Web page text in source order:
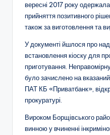
вересні 2017 року
прийняття позитивного
також за виготовлення та
У документі йшлося про
встановлення кіоску для
приготування.
було зачислено на
ПАТ КБ «Приватбанк»,
прокуратурі.
Вироком Борщівського
винною у вчиненні